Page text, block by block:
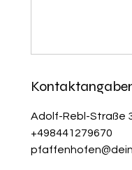
Adolf-Rebl-Straße
+498441279670